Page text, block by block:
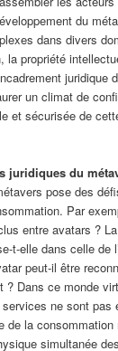
du
dans divers
la propriété
juridique
un climat de
et sécurisée de
juridiques du
pose des
Par
entre avatars ?
t-elle dans celle de
peut-il être
? Dans ce monde
ne sont pas
de la consommation
simultanée